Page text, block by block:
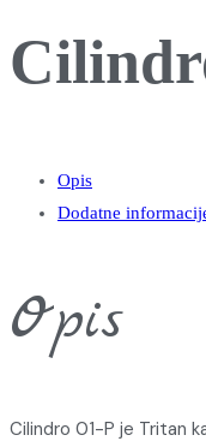
Opis
Dodatne
Opis
Cilindro 01-P je Tritan